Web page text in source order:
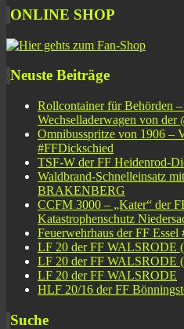
ONLINE SHOP
Neuste Beiträge
Rollcontainer für Behörden
Wechselladerwagen von
Omnibusspritze von 1906
#FFDickschied
TSF-W der FF Heidenrod-
Waldbrand-Schnelleinsatz
BRAKENBERG
CCFM 3000 – „Kater“ der
Katastrophenschutz
Feuerwehrhaus der FF Essel
LF 20 der FF WALSRODE
LF 20 der FF WALSRODE
LF 20 der FF WALSRODE
HLF 20/16 der FF
Suche